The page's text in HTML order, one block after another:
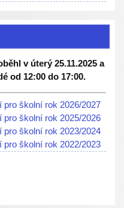
v úterý 25.11.2025 a
od 12:00 do 17:00.
školní rok 2026/2027
školní rok 2025/2026
školní rok 2023/2024
školní rok 2022/2023